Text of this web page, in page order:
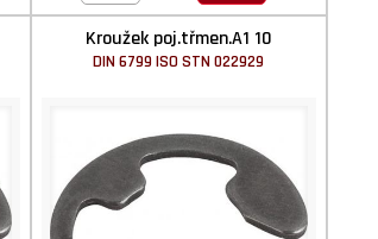
Kroužek poj.třmen.A1 10
DIN 6799 ISO STN 022929